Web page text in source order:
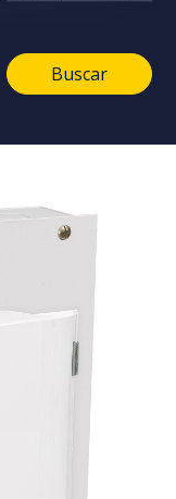
Buscar